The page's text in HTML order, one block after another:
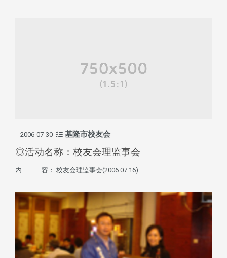
2006-07-30 基隆市校友会
◎活动名称：校友会理监事会
内 容： 校友会理监事会(2006.07.16)